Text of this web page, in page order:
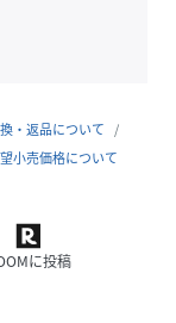
裏地: ポリエステ
・返品について
小売価格について
に投稿